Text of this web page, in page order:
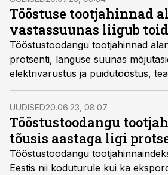
Tööstuse tootjahinnad
vastassuunas liigub
Tööstustoodangu tootjahinnad
protsenti, languse suunas
elektrivarustus ja puidutööstus,
ülespoole veab hindu aga
UUDISED20.06.23, 08:07
Tööstustoodangu
tõusis aastaga ligi
Tööstustoodangu
Eestis nii koduturule kui ka